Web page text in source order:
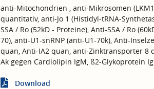
anti-Mitochondrien , anti-Mikrosomen
quantitativ, anti-Jo 1 (Histidyl-tRNA-
SSA / Ro (52kD - Proteine), Anti-SSA / Ro
70), anti-U1-snRNP (anti-U1-70k), Anti-
quan, Anti-IA2 quan, anti-Zinktransporter 8
Ak gegen Cardiolipin IgM, ß2-Glykoprotein
Download